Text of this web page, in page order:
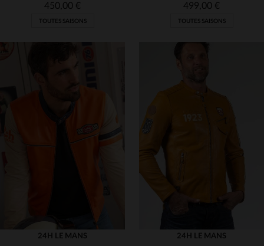
TAILLES DISPONIBLES
450,00 €
TOUTES SAISONS
499,00 €
TOUTES SAISONS
24H LE MANS
24H LE MANS